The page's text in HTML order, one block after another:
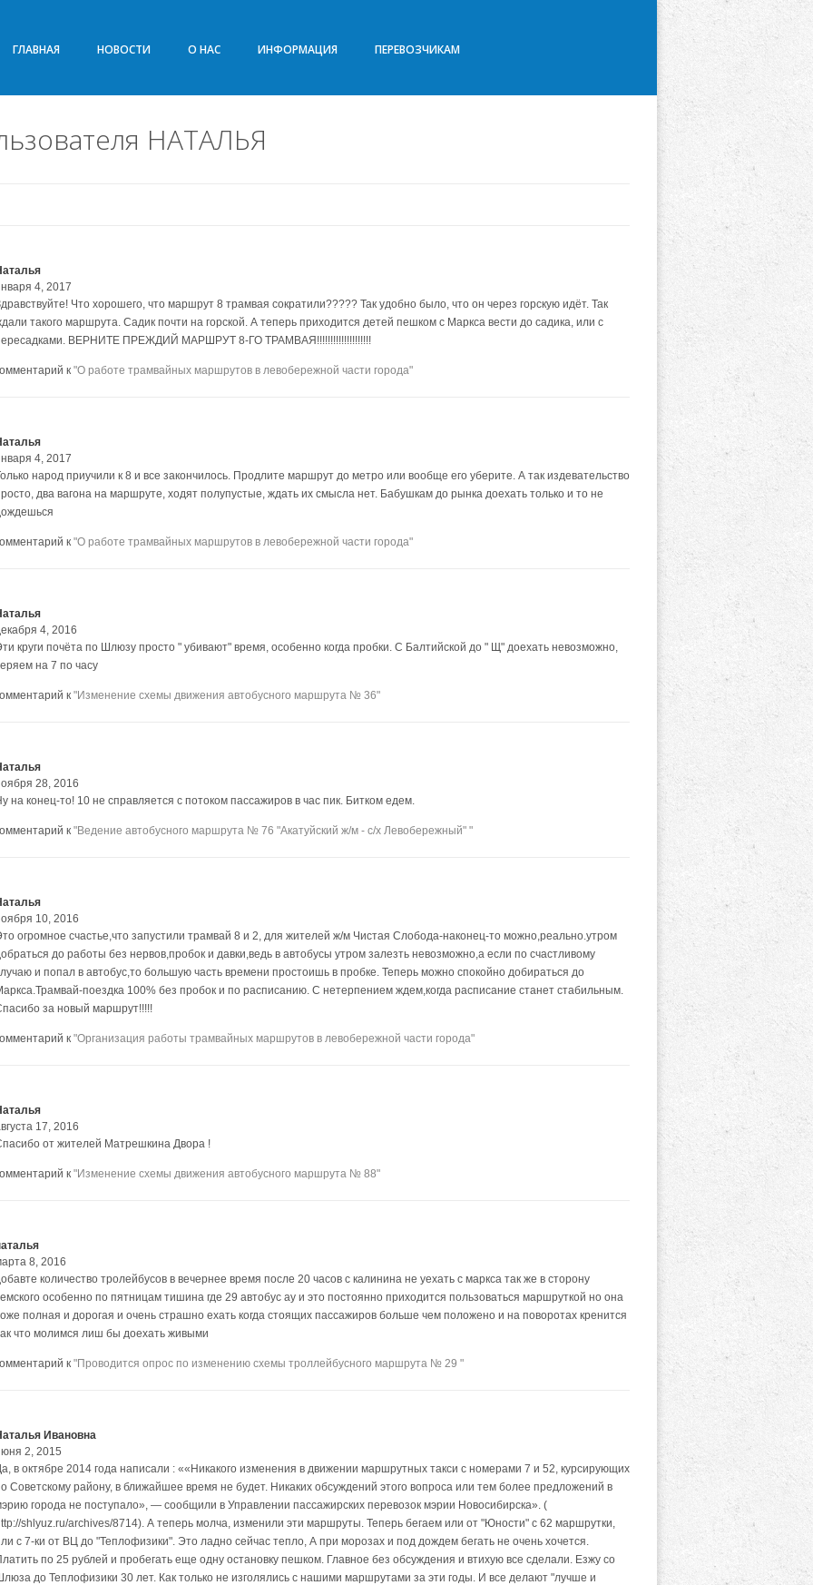
ГЛАВНАЯ НОВОСТИ О НАС ИНФОРМАЦИЯ ПЕРЕВОЗЧИКАМ
НАТАЛЬЯ
4, 2017
Что хорошего, что маршрут 8 трамвая сократили????? Так удобно было, что он через горскую идёт. Так
такого маршрута. Садик почти на горской. А теперь приходится детей пешком с Маркса вести до садика, или с
ВЕРНИТЕ ПРЕЖДИЙ МАРШРУТ 8-ГО ТРАМВАЯ!!!!!!!!!!!!!!!!!!!!
к "О работе трамвайных маршрутов в левобережной части города"
4, 2017
народ приучили к 8 и все закончилось. Продлите маршрут до метро или вообще его уберите. А так издевательство
два вагона на маршруте, ходят полупустые, ждать их смысла нет. Бабушкам до рынка доехать только и то не
к "О работе трамвайных маршрутов в левобережной части города"
4, 2016
круги почёта по Шлюзу просто " убивают" время, особенно когда пробки. С Балтийской до " Щ" доехать невозможно,
на 7 по часу
к "Изменение схемы движения автобусного маршрута № 36"
28, 2016
на конец-то! 10 не справляется с потоком пассажиров в час пик. Битком едем.
к "Ведение автобусного маршрута № 76 "Акатуйский ж/м - с/х Левобережный" "
10, 2016
огромное счастье,что запустили трамвай 8 и 2, для жителей ж/м Чистая Слобода-наконец-то можно,реально.утром
до работы без нервов,пробок и давки,ведь в автобусы утром залезть невозможно,а если по счастливому
и попал в автобус,то большую часть времени простоишь в пробке. Теперь можно спокойно добираться до
поездка 100% без пробок и по расписанию. С нетерпением ждем,когда расписание станет стабильным.
за новый маршрут!!!!!
к "Организация работы трамвайных маршрутов в левобережной части города"
17, 2016
от жителей Матрешкина Двора !
к "Изменение схемы движения автобусного маршрута № 88"
8, 2016
количество тролейбусов в вечернее время после 20 часов с калинина не уехать с маркса так же в сторону
особенно по пятницам тишина где 29 автобус ау и это постоянно приходится пользоваться маршруткой но она
полная и дорогая и очень страшно ехать когда стоящих пассажиров больше чем положено и на поворотах кренится
что молимся лиш бы доехать живыми
к "Проводится опрос по изменению схемы троллейбусного маршрута № 29 "
Ивановна
2, 2015
в октябре 2014 года написали : ««Никакого изменения в движении маршрутных такси с номерами 7 и 52, курсирующих
Советскому району, в ближайшее время не будет. Никаких обсуждений этого вопроса или тем более предложений в
города не поступало», — сообщили в Управлении пассажирских перевозок мэрии Новосибирска». (
shlyuz.ru/archives/8714). А теперь молча, изменили эти маршруты. Теперь бегаем или от "Юности" с 62 маршрутки,
с 7-ки от ВЦ до "Теплофизики". Это ладно сейчас тепло, А при морозах и под дождем бегать не очень хочется.
по 25 рублей и пробегать еще одну остановку пешком. Главное без обсуждения и втихую все сделали. Езжу со
до Теплофизики 30 лет. Как только не изголялись с нашими маршрутами за эти годы. И все делают "лучше и